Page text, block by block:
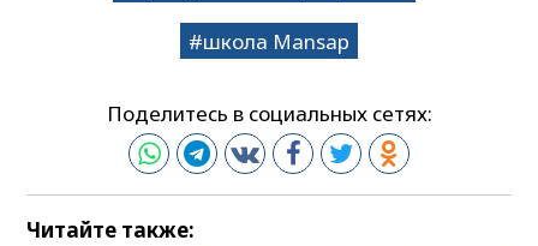
школа Mansap
Поделитесь в социальных сетях:
Читайте также: